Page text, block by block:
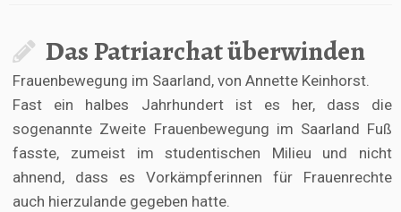
Das Patriarchat überwinden
Frauenbewegung im Saarland, von Annette Keinhorst.
Fast ein halbes Jahrhundert ist es her, dass die
sogenannte Zweite Frauenbewegung im Saarland Fuß
fasste, zumeist im studentischen Milieu und nicht
ahnend, dass es Vorkämpferinnen für Frauenrechte
auch hierzulande gegeben hatte.